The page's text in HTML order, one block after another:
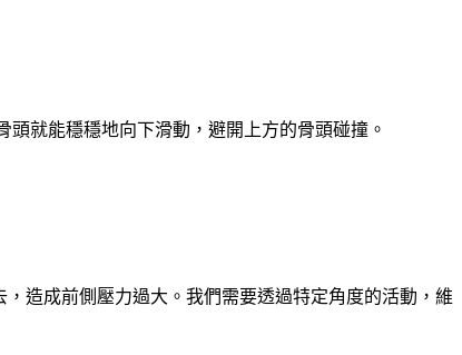
就能穩穩地向下滑動，避開上方的骨頭碰撞。
造成前側壓力過大。我們需要透過特定角度的活動，維